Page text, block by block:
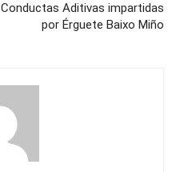
Conductas Aditivas impartidas
por Érguete Baixo Miño